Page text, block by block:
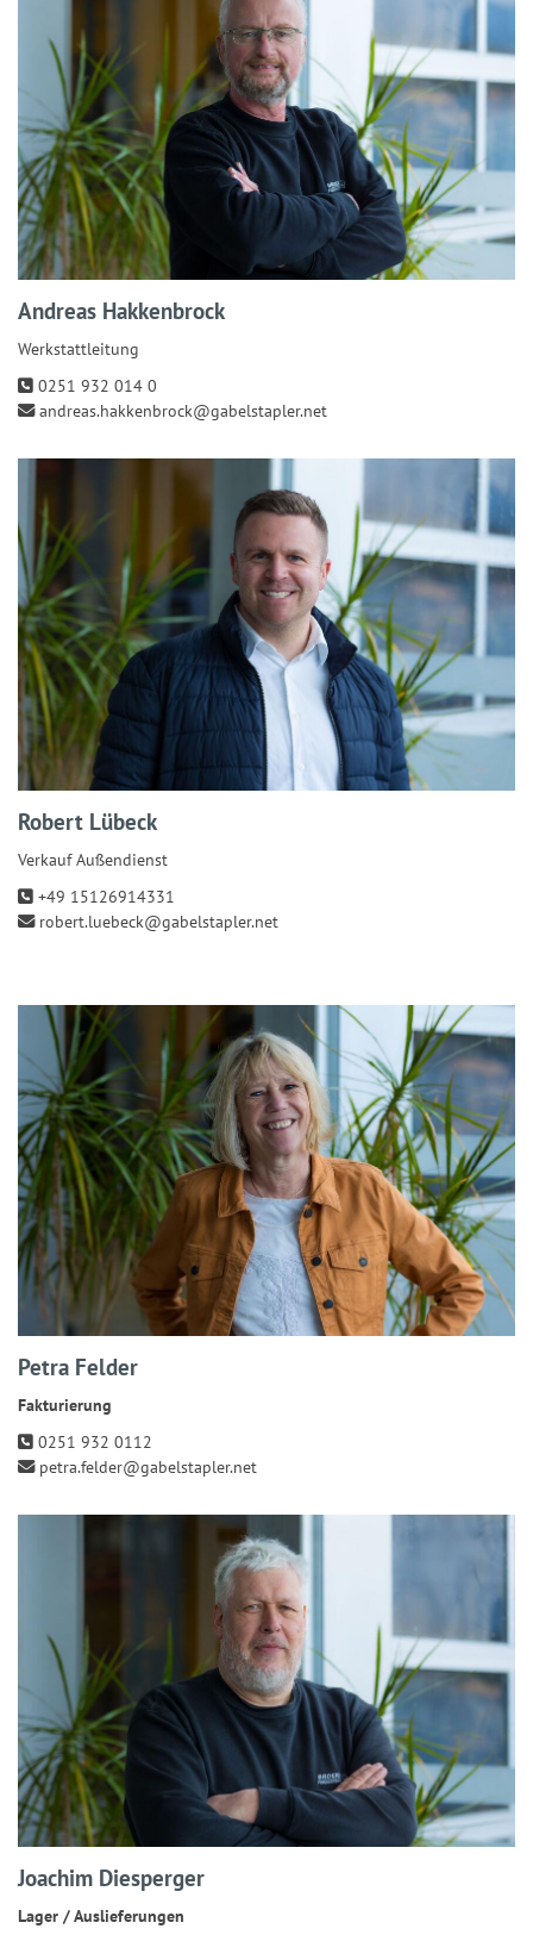
Andreas Hakkenbrock
Werkstattleitung
0251 932 014 0
andreas.hakkenbrock@gabelstapler.net
Robert Lübeck
Verkauf Außendienst
+49 15126914331
robert.luebeck@gabelstapler.net
Petra Felder
Fakturierung
0251 932 0112
petra.felder@gabelstapler.net
Joachim Diesperger
Lager / Auslieferungen